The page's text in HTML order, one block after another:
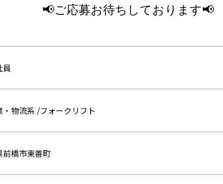
📢ご応募お待ちしております📢
員
・物流系 /フォークリフト
前橋市東善町